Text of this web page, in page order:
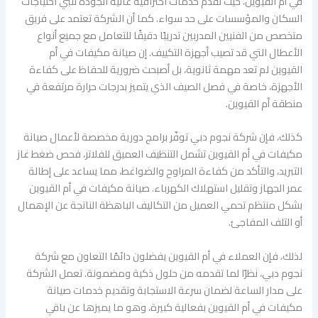
السكان والمؤسسات على حد سواء. كما أن الشركة تعتمد على فريق
متخصص من الفنيين المدربين تدريبًا دقيقًا للتعامل مع جميع أنواع
الأعطال التي قد تصيب أجهزة التكييف. إن صيانة مكيفات في أم
القيوين لم تعد مهمة ثانوية، بل أصبحت ضرورية للحفاظ على كفاءة
الأجهزة، خاصة في فصل الصيف الذي يتميز بدرجات حرارة مرتفعة في
منطقة أم القيوين.
كذلك، فإن شركة نجوم دبي توفّر برامج دورية مخصصة لأعمال صيانة
مكيفات في أم القيوين تشمل التنظيف العميق للفلاتر، فحص ضغط غاز
التبريد، والتأكد من كفاءة المراوح والضواغط، مما يساعد على إطالة
عمر الجهاز وتقليل استهلاك الكهرباء. صيانة مكيفات في أم القيوين
بشكل منتظم تحمي العميل من التكاليف الباهظة الناتجة عن الإهمال
أو التلف المفاجئ.
لذلك، فإن العملاء في أم القيوين يفضلون دائمًا التعاون مع شركة
نجوم دبي، نظرًا لما تقدمه من حلول ذكية ومضمونة. تعمل الشركة
على مدار الساعة لضمان سرعة الاستجابة وتقديم خدمات صيانة
مكيفات في أم القيوين بفعالية كبيرة، وهو ما يميزها عن باقي